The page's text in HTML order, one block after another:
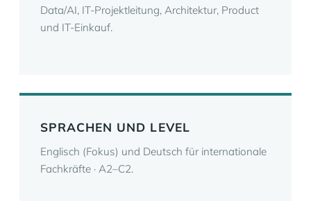
Data/AI, IT-Projektleitung, Architektur, Product
und IT-Einkauf.
SPRACHEN UND LEVEL
Englisch (Fokus) und Deutsch für internationale
Fachkräfte · A2–C2.